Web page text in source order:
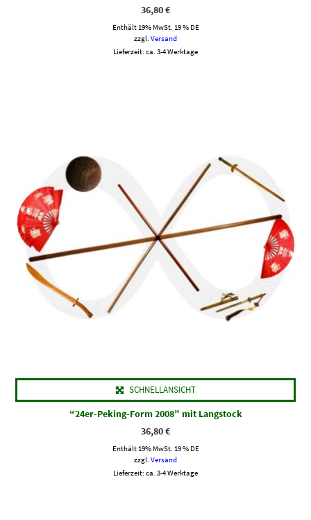
36,80€
Enthält 19% MwSt. 19 % DE
zzgl. Versand
Lieferzeit: ca. 3-4 Werktage
SCHNELLANSICHT
“24er-Peking-Form 2008” mit Langstock
36,80€
Enthält 19% MwSt. 19 % DE
zzgl. Versand
Lieferzeit: ca. 3-4 Werktage